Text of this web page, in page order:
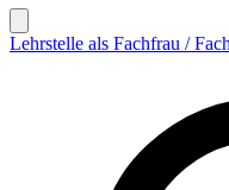
Lehrstelle als Fachfrau /